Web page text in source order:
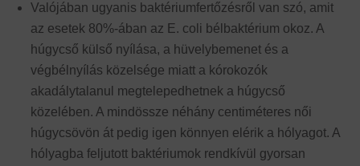
Valójában ugyanis baktériumfertőzésről van szó, amit
az esetek 80%-ában az E. coli bélbaktérium okoz. A
húgycső külső nyílása, a hüvelybemenet és a
végbélnyílás közelsége miatt a kórokozók
akadálytalanul megtelepedhetnek a húgycső
közelében. A mindössze néhány centiméteres női
húgycsövön át pedig igen könnyen elérik a hólyagot. A
hólyagba feljutott baktériumok rendkívül gyorsan